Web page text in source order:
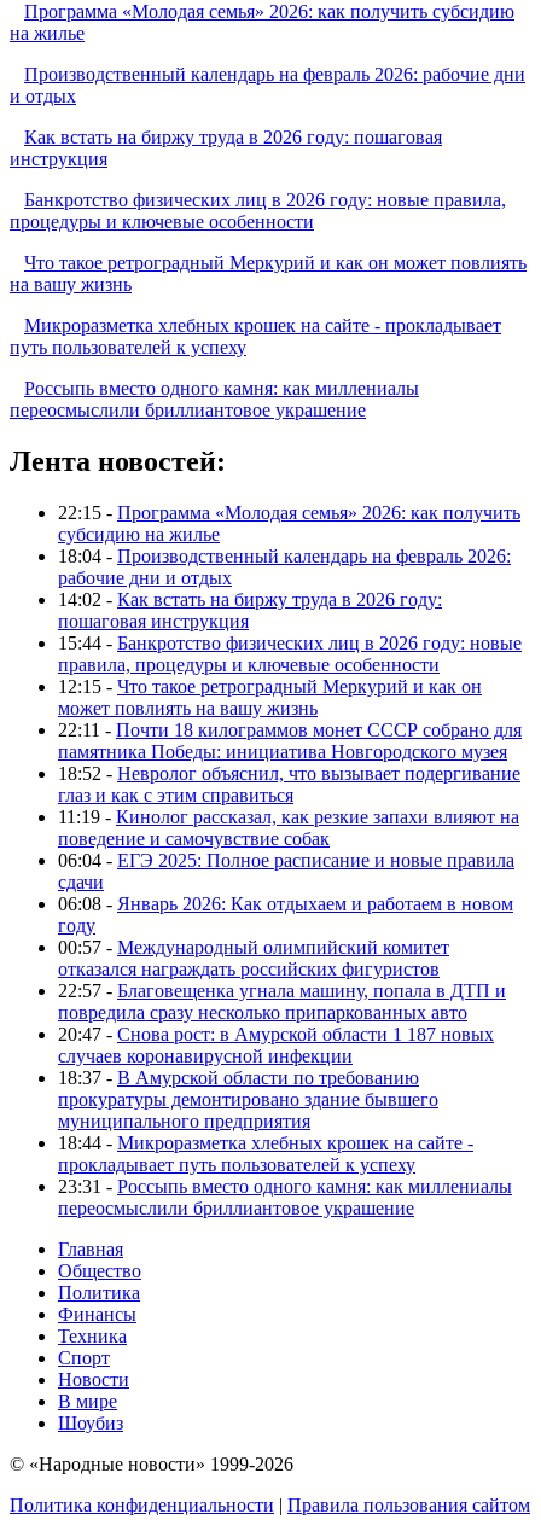
Программа «Молодая семья» 2026: как получить субсидию
на жилье
Производственный календарь на февраль 2026: рабочие дни
и отдых
Как встать на биржу труда в 2026 году: пошаговая
инструкция
Банкротство физических лиц в 2026 году: новые правила,
процедуры и ключевые особенности
Что такое ретроградный Меркурий и как он может повлиять
на вашу жизнь
Микроразметка хлебных крошек на сайте - прокладывает
путь пользователей к успеху
Россыпь вместо одного камня: как миллениалы
переосмыслили бриллиантовое украшение
Лента новостей:
22:15 - Программа «Молодая семья» 2026: как получить
субсидию на жилье
18:04 - Производственный календарь на февраль 2026:
рабочие дни и отдых
14:02 - Как встать на биржу труда в 2026 году:
пошаговая инструкция
15:44 - Банкротство физических лиц в 2026 году: новые
правила, процедуры и ключевые особенности
12:15 - Что такое ретроградный Меркурий и как он
может повлиять на вашу жизнь
22:11 - Почти 18 килограммов монет СССР собрано для
памятника Победы: инициатива Новгородского музея
18:52 - Невролог объяснил, что вызывает подергивание
глаз и как с этим справиться
11:19 - Кинолог рассказал, как резкие запахи влияют на
поведение и самочувствие собак
06:04 - ЕГЭ 2025: Полное расписание и новые правила
сдачи
06:08 - Январь 2026: Как отдыхаем и работаем в новом
году
00:57 - Международный олимпийский комитет
отказался награждать российских фигуристов
22:57 - Благовещенка угнала машину, попала в ДТП и
повредила сразу несколько припаркованных авто
20:47 - Снова рост: в Амурской области 1 187 новых
случаев коронавирусной инфекции
18:37 - В Амурской области по требованию
прокуратуры демонтировано здание бывшего
муниципального предприятия
18:44 - Микроразметка хлебных крошек на сайте -
прокладывает путь пользователей к успеху
23:31 - Россыпь вместо одного камня: как миллениалы
переосмыслили бриллиантовое украшение
Главная
Общество
Политика
Финансы
Техника
Спорт
Новости
В мире
Шоубиз
© «Народные новости» 1999-2026
Политика конфиденциальности | Правила пользования сайтом